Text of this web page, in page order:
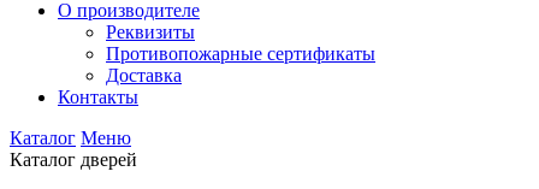
О производителе
Реквизиты
Противопожарные сертификаты
Доставка
Контакты
Каталог Меню
Каталог дверей